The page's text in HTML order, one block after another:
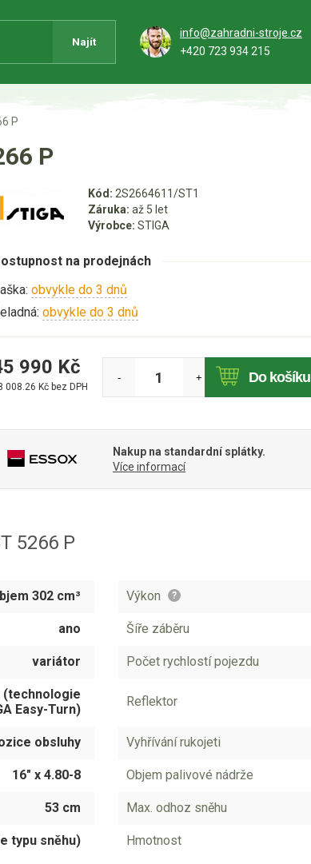
Najít
info@zahradni-stroje.cz
+420 723 934 215
P
P
Kód: 2S2664611/ST1
Záruka: až 5 let
Výrobce: STIGA
na prodejnách
obvykle do 3 dnů
obvykle do 3 dnů
990 Kč
008.26 Kč bez DPH
- + Do košíku
Nakup na standardní splátky.
Více informací
5266 P
302 cm³ Výkon ?
ano Šíře záběru
variátor Počet rychlostí pojezdu
(technologie
Easy-Turn)
Reflektor
obsluhy Vyhřívání rukojeti
16" x 4.80-8 Objem palivové nádrže
53 cm Max. odhoz sněhu
typu sněhu) Hmotnost